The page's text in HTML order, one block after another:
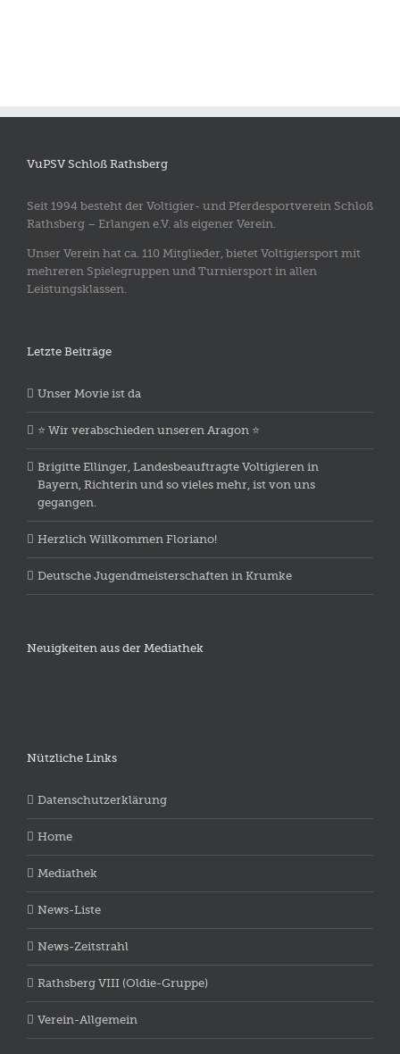
VuPSV Schloß Rathsberg
Seit 1994 besteht der Voltigier- und Pferdesportverein Schloß
Rathsberg – Erlangen e.V. als eigener Verein.
Unser Verein hat ca. 110 Mitglieder, bietet Voltigiersport mit
mehreren Spielegruppen und Turniersport in allen
Leistungsklassen.
Letzte Beiträge
Unser Movie ist da
⭐️ Wir verabschieden unseren Aragon ⭐️
Brigitte Ellinger, Landesbeauftragte Voltigieren in
Bayern, Richterin und so vieles mehr, ist von uns
gegangen.
Herzlich Willkommen Floriano!
Deutsche Jugendmeisterschaften in Krumke
Neuigkeiten aus der Mediathek
Nützliche Links
Datenschutzerklärung
Home
Mediathek
News-Liste
News-Zeitstrahl
Rathsberg VIII (Oldie-Gruppe)
Verein-Allgemein